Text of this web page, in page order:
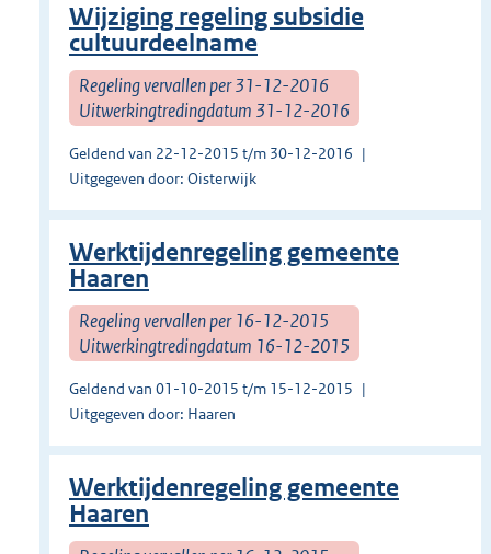
Wijziging regeling subsidie
cultuurdeelname
Regeling vervallen per 31-12-2016
Uitwerkingtredingdatum 31-12-2016
Geldend van 22-12-2015 t/m 30-12-2016
Uitgegeven door: Oisterwijk
Werktijdenregeling gemeente
Haaren
Regeling vervallen per 16-12-2015
Uitwerkingtredingdatum 16-12-2015
Geldend van 01-10-2015 t/m 15-12-2015
Uitgegeven door: Haaren
Werktijdenregeling gemeente
Haaren